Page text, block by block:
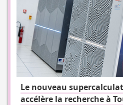
Le nouveau
accélère la recherche à